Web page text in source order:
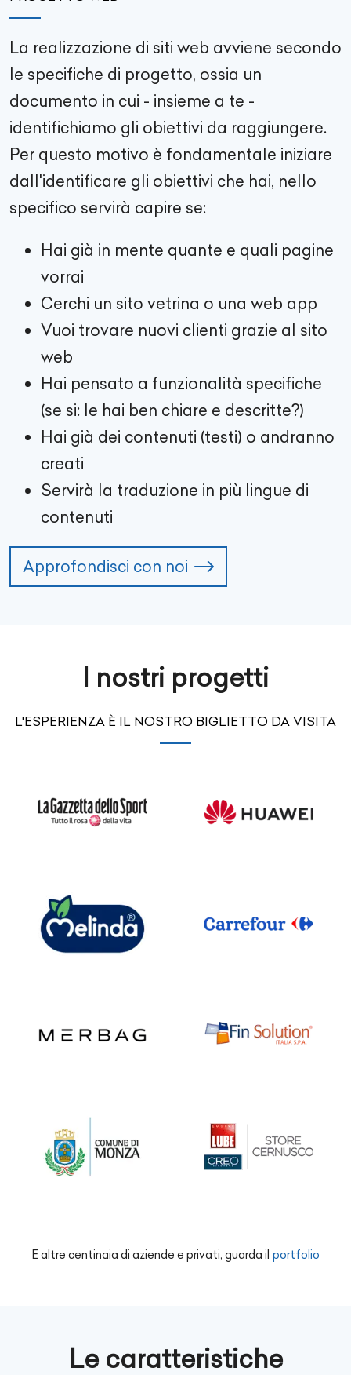
La realizzazione di siti web avviene secondo
le specifiche di progetto, ossia un
documento in cui - insieme a te -
identifichiamo gli obiettivi da raggiungere.
Per questo motivo è fondamentale iniziare
dall'identificare gli obiettivi che hai, nello
specifico servirà capire se:
Hai già in mente quante e quali pagine
vorrai
Cerchi un sito vetrina o una web app
Vuoi trovare nuovi clienti grazie al sito
web
Hai pensato a funzionalità specifiche
(se si: le hai ben chiare e descritte?)
Hai già dei contenuti (testi) o andranno
creati
Servirà la traduzione in più lingue di
contenuti
Approfondisci con noi
I nostri progetti
L'ESPERIENZA È IL NOSTRO BIGLIETTO DA VISITA
E altre centinaia di aziende e privati, guarda il portfolio
Le caratteristiche